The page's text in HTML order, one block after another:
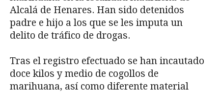
Alcalá de Henares. Han sido detenidos
padre e hijo a los que se les imputa un
delito de tráfico de drogas.
Tras el registro efectuado se han incautado
doce kilos y medio de cogollos de
marihuana, así como diferente material